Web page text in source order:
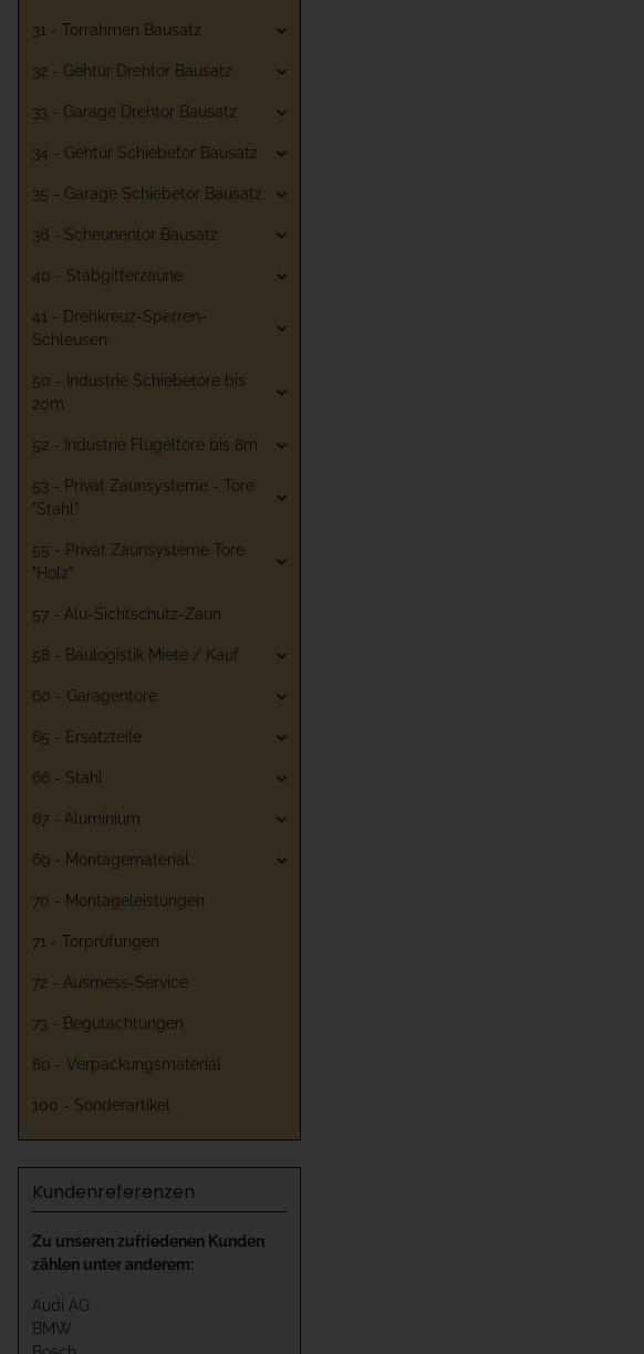
31 - Torrahmen Bausatz
32 - Gehtür Drehtor Bausatz
33 - Garage Drehtor Bausatz
34 - Gehtür Schiebetor Bausatz
35 - Garage Schiebetor Bausatz
36 - Scheunentor Bausatz
40 - Stabgitterzäune
41 - Drehkreuz-Sperren-
Schleusen
50 - Industrie Schiebetore bis
20m
52 - Industrie Flügeltore bis 8m
53 - Privat Zaunsysteme - Tore
"Stahl"
55 - Privat Zaunsysteme Tore
"Holz"
57 - Alu-Sichtschutz-Zaun
58 - Baulogistik Miete / Kauf
60 - Garagentore
65 - Ersatzteile
66 - Stahl
67 - Aluminium
69 - Montagematerial
70 - Montageleistungen
71 - Torprüfungen
72 - Ausmess-Service
73 - Begutachtungen
80 - Verpackungsmaterial
100 - Sonderartikel
Kundenreferenzen
Zu unseren zufriedenen Kunden
zählen unter anderem:
Audi AG
BMW